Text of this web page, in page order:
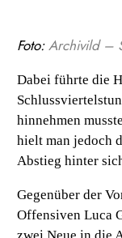
Foto:Archivild –
Dabei führte die
hinnehmen
hielt man jedoch
Abstieg hinter
Gegenüber der
Offensiven Luca